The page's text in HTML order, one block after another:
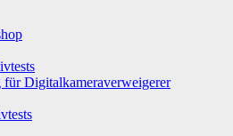
Digitalkameraverweigerer